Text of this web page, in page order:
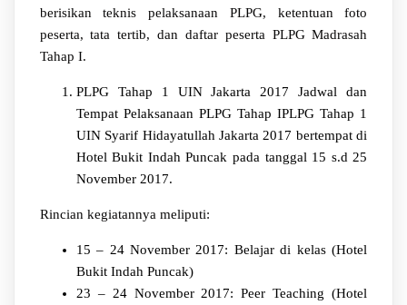
berisikan teknis pelaksanaan PLPG, ketentuan foto
peserta, tata tertib, dan daftar peserta PLPG Madrasah
Tahap I.
PLPG Tahap 1 UIN Jakarta 2017 Jadwal dan
Tempat Pelaksanaan PLPG Tahap IPLPG Tahap 1
UIN Syarif Hidayatullah Jakarta 2017 bertempat di
Hotel Bukit Indah Puncak pada tanggal 15 s.d 25
November 2017.
Rincian kegiatannya meliputi:
15 – 24 November 2017: Belajar di kelas (Hotel
Bukit Indah Puncak)
23 – 24 November 2017: Peer Teaching (Hotel